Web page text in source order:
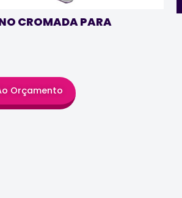
CROMADA PARA
Orçamento